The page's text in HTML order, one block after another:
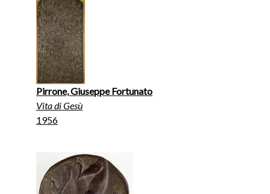
Pirrone, Giuseppe Fortunato
Vita di Gesù
1956